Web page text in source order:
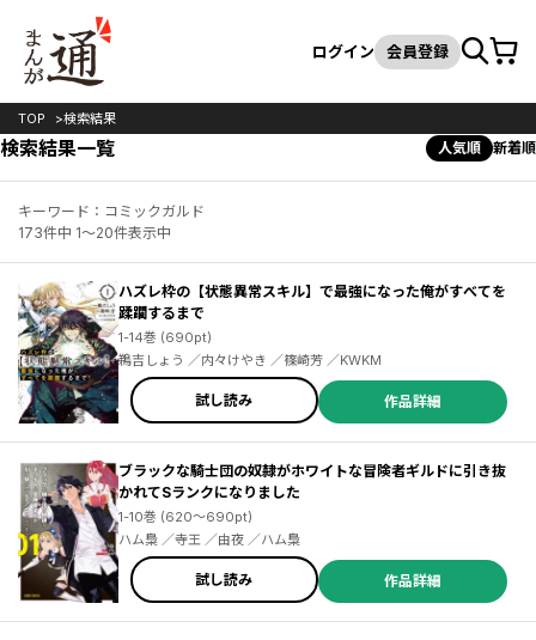
検索
ログイン 会員登録カート
TOP 検索結果
検索結果一覧 人気順 新着順
キーワード：コミックガルド
173件中 1～20件表示中
ハズレ枠の【状態異常スキル】で最強になった俺がすべてを
蹂躙するまで
1-14巻 (690pt)
鵜吉しょう ／内々けやき ／篠崎芳 ／KWKM
試し読み 作品詳細
ブラックな騎士団の奴隷がホワイトな冒険者ギルドに引き抜
かれてSランクになりました
1-10巻 (620～690pt)
ハム梟 ／寺王 ／由夜 ／ハム梟
試し読み 作品詳細